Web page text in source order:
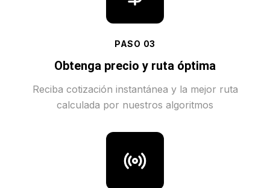
PASO 03
Obtenga precio y ruta óptima
Reciba cotización instantánea y la mejor ruta
calculada por nuestros algoritmos